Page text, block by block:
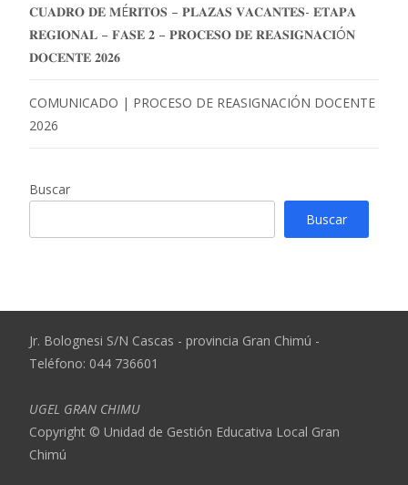
𝐂𝐔𝐀𝐃𝐑𝐎 𝐃𝐄 𝐌É𝐑𝐈𝐓𝐎𝐒 – 𝐏𝐋𝐀𝐙𝐀𝐒 𝐕𝐀𝐂𝐀𝐍𝐓𝐄𝐒- 𝐄𝐓𝐀𝐏𝐀
𝐑𝐄𝐆𝐈𝐎𝐍𝐀𝐋 – 𝐅𝐀𝐒𝐄 𝟐 – 𝐏𝐑𝐎𝐂𝐄𝐒𝐎 𝐃𝐄 𝐑𝐄𝐀𝐒𝐈𝐆𝐍𝐀𝐂𝐈Ó𝐍
𝐃𝐎𝐂𝐄𝐍𝐓𝐄 𝟐𝟎𝟐𝟔
COMUNICADO | PROCESO DE REASIGNACIÓN DOCENTE
2026
Buscar
Buscar
Jr. Bolognesi S/N Cascas - provincia Gran Chimú -
Teléfono: 044 736601
UGEL GRAN CHIMU
Copyright © Unidad de Gestión Educativa Local Gran
Chimú